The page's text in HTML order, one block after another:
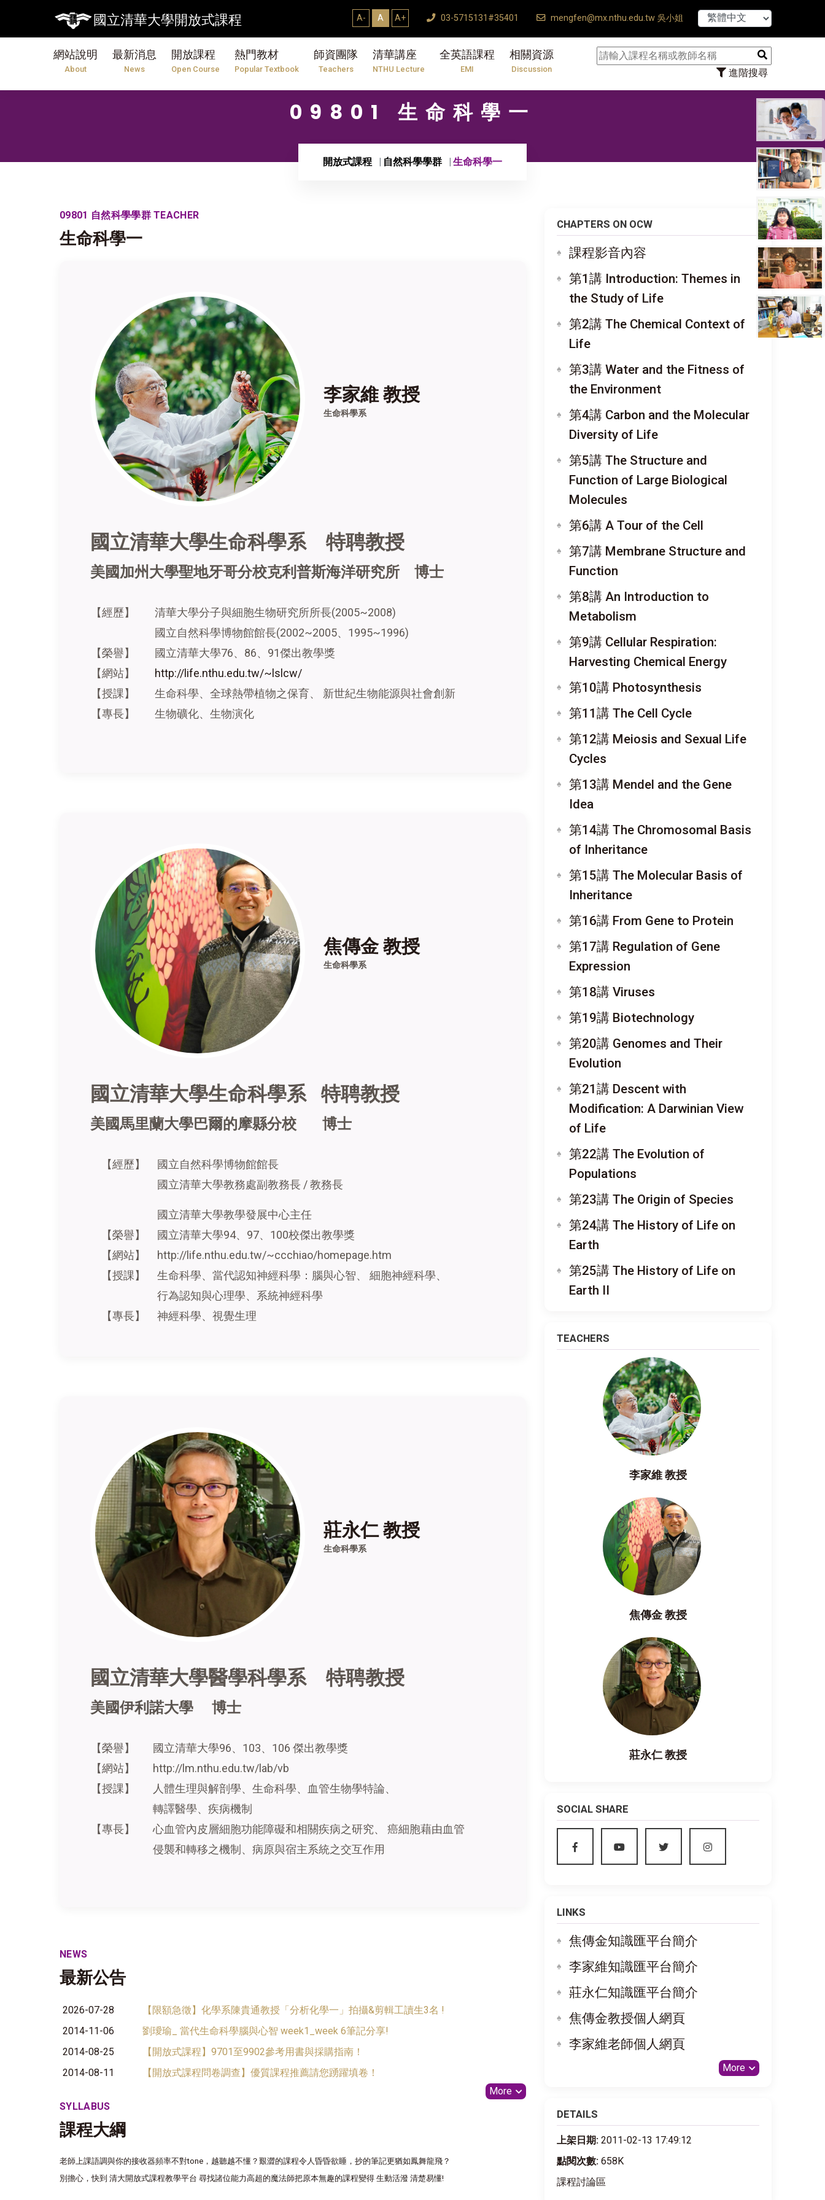
國立清華大學開放式課程 A- A A+ 03-5715131#35401 mengfen@mx.nthu.edu.tw 吳小姐
網站說明
About
最新消息
News
開放課程
Open Course
熱門教材
Popular Textbook
師資團隊
Teachers
清華講座
NTHU Lecture
全英語課程
EMI
相關資源
Discussion 進階搜尋
【7/31】114
09801 生命科學一
開放式課程 自然科學學群 生命科學一
09801 自然科學學群 TEACHER
生命科學一
李家維 教授
生命科學系
國立清華大學生命科學系 特聘教授
美國加州大學聖地牙哥分校克利普斯海洋研究所 博士
【經歷】
清華大學分子與細胞生物研究所所長(2005~2008)
國立自然科學博物館館長(2002~2005、1995~1996)
【榮譽 】
國立清華大學76、86、91傑出教學獎
【網站】
http://life.nthu.edu.tw/~lslcw/
【授課】
生命科學、全球熱帶植物之保育、 新世紀生物能源與社會創新
【專長】
生物礦化、生物演化
焦傳金 教授
生命科學系
國立清華大學生命科學系 特聘教授
美國馬里蘭大學巴爾的摩縣分校 博士
【經歷】
國立自然科學博物館館長
國立清華大學教務處副教務長 / 教務長
國立清華大學教學發展中心主任
【榮譽】
國立清華大學94、97、100校傑出教學獎
【網站】
http://life.nthu.edu.tw/~ccchiao/homepage.htm
【授課】
生命科學、當代認知神經科學：腦與心智、 細胞神經科學、
行為認知與心理學、系統神經科學
【專長】
神經科學、視覺生理
莊永仁 教授
生命科學系
國立清華大學醫學科學系 特聘教授
美國伊利諾大學 博士
【榮譽】
國立清華大學96、103、106 傑出教學獎
【網站】
http://lm.nthu.edu.tw/lab/vb
【授課】
人體生理與解剖學、生命科學、血管生物學特論、
轉譯醫學、疾病機制
【專長】
心血管內皮層細胞功能障礙和相關疾病之研究、 癌細胞藉由血管
侵襲和轉移之機制、病原與宿主系統之交互作用
NEWS
最新公告
2026-07-28
【限額急徵】化學系陳貴通教授「分析化學一」拍攝&剪輯工讀生3名 !
2014-11-06
劉璦瑜_ 當代生命科學腦與心智 week1_week 6筆記分享!
2014-08-25
【開放式課程】9701至9902參考用書與採購指南！
2014-08-11
【開放式課程問卷調查】優質課程推薦請您踴躍填卷！
More
SYLLABUS
課程大綱
老師上課語調與你的接收器頻率不對tone，越聽越不懂？艱澀的課程令人昏昏欲睡，抄的筆記更猶如鳳舞龍飛？
別擔心，快到 清大開放式課程教學平台 尋找諸位能力高超的魔法師把原本無趣的課程變得 生動活潑 清楚易懂!
CHAPTERS ON OCW
課程影音內容
第1講 Introduction: Themes in
the Study of Life
第2講 The Chemical Context of
Life
第3講 Water and the Fitness of
the Environment
第4講 Carbon and the Molecular
Diversity of Life
第5講 The Structure and
Function of Large Biological
Molecules
第6講 A Tour of the Cell
第7講 Membrane Structure and
Function
第8講 An Introduction to
Metabolism
第9講 Cellular Respiration:
Harvesting Chemical Energy
第10講 Photosynthesis
第11講 The Cell Cycle
第12講 Meiosis and Sexual Life
Cycles
第13講 Mendel and the Gene
Idea
第14講 The Chromosomal Basis
of Inheritance
第15講 The Molecular Basis of
Inheritance
第16講 From Gene to Protein
第17講 Regulation of Gene
Expression
第18講 Viruses
第19講 Biotechnology
第20講 Genomes and Their
Evolution
第21講 Descent with
Modification: A Darwinian View
of Life
第22講 The Evolution of
Populations
第23講 The Origin of Species
第24講 The History of Life on
Earth
第25講 The History of Life on
Earth II
TEACHERS
李家維 教授
焦傳金 教授
莊永仁 教授
SOCIAL SHARE
LINKS
焦傳金知識匯平台簡介
李家維知識匯平台簡介
莊永仁知識匯平台簡介
焦傳金教授個人網頁
李家維老師個人網頁
More
DETAILS
上架日期: 2011-02-13 17:49:12
點閱次數: 658K
課程討論區